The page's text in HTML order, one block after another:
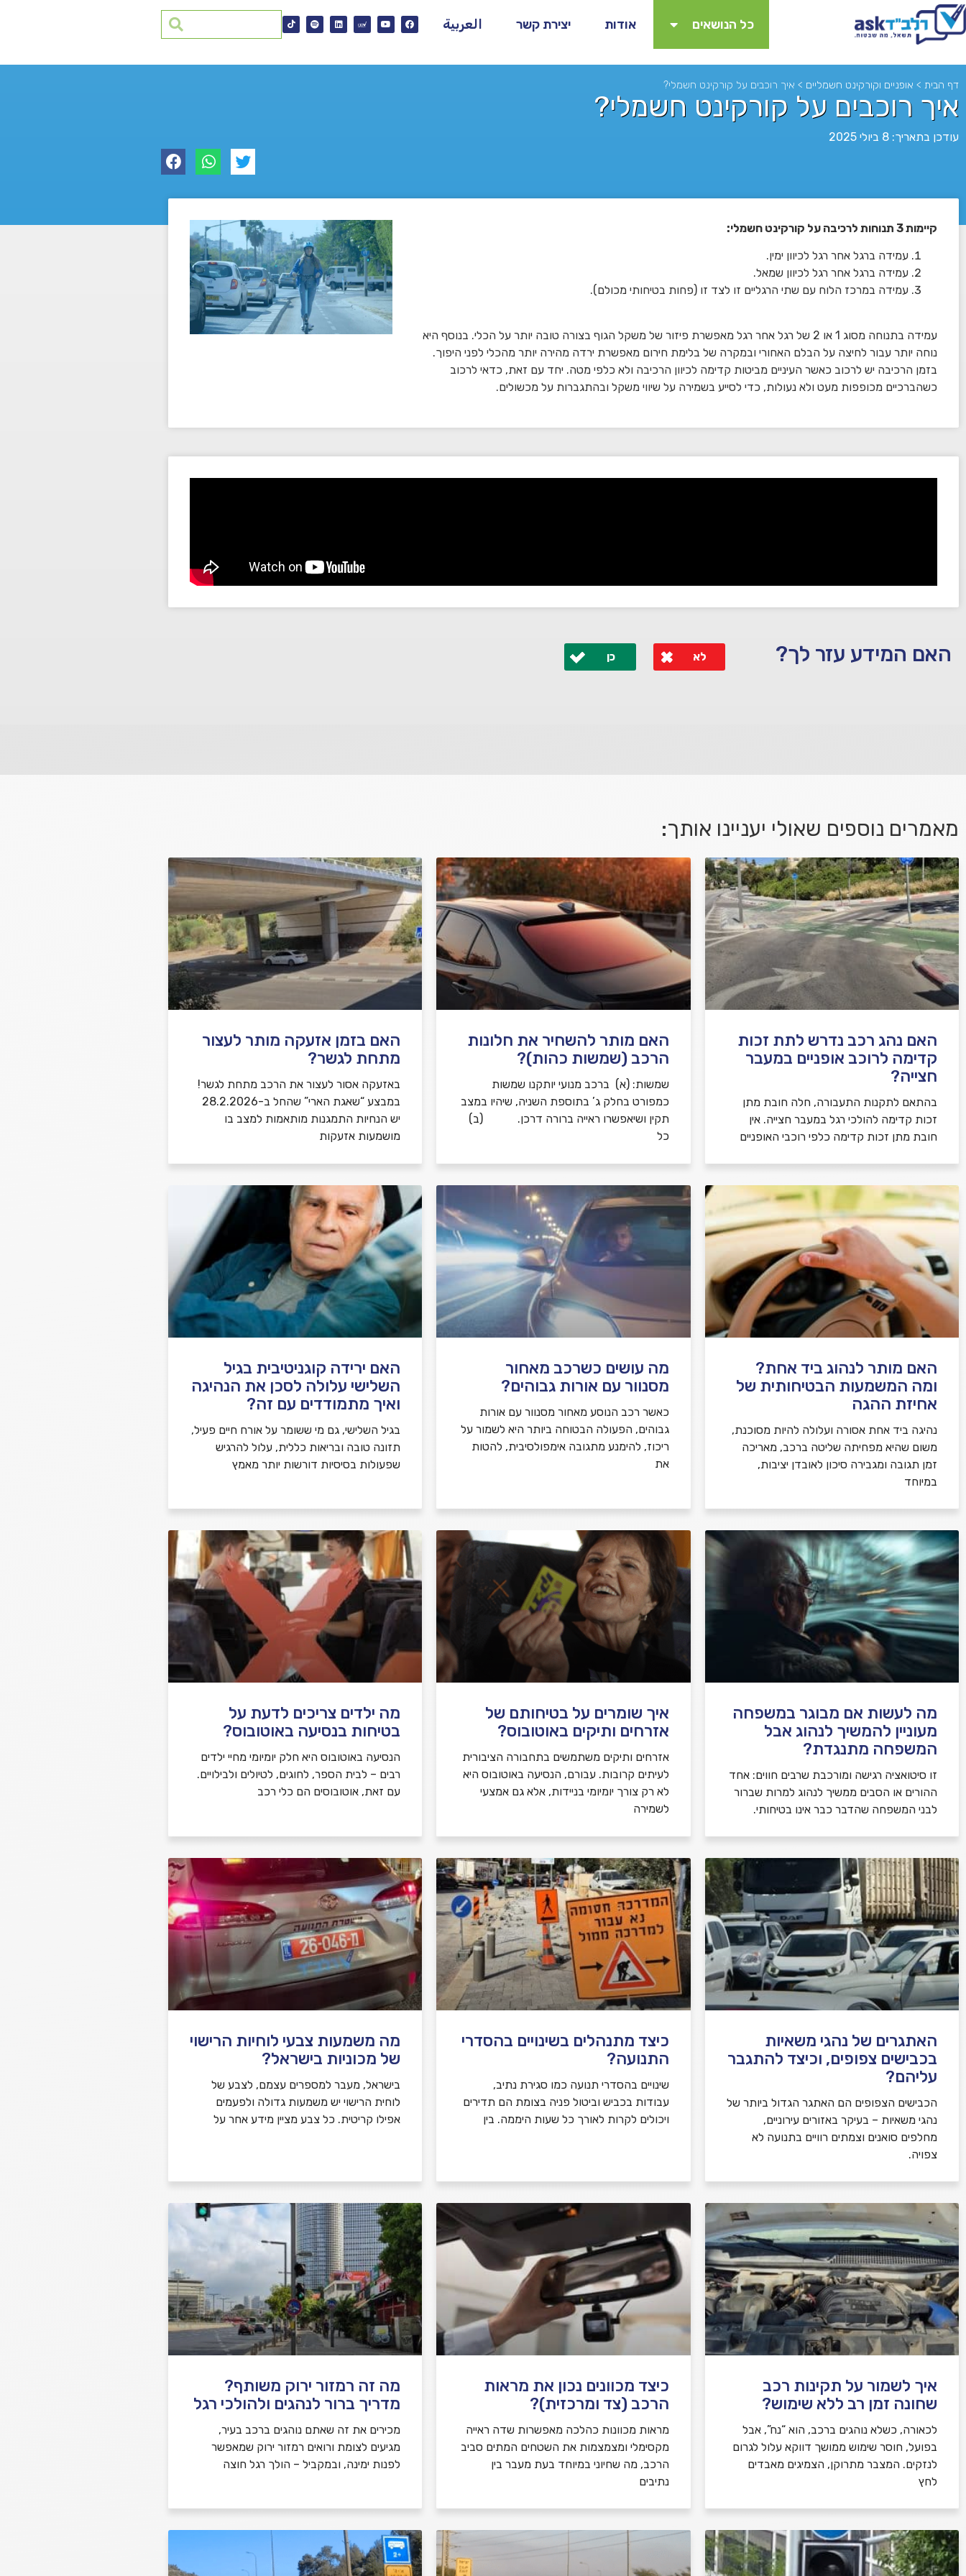
כל הנושאים אודות יצירת קשר العربية
דף הבית > אופניים וקורקינט חשמליים > איך רוכבים על קורקינט חשמלי?
איך רוכבים על קורקינט חשמלי?
עודכן בתאריך: 8 ביולי 2025
קיימות 3 תנוחות לרכיבה על קורקינט חשמלי:
עמידה ברגל אחר רגל לכיוון ימין.
עמידה ברגל אחר רגל לכיוון שמאל.
עמידה במרכז הלוח עם שתי הרגליים זו לצד זו (פחות בטיחותי מכולם).
עמידה בתנוחה מסוג 1 או 2 של רגל אחר רגל מאפשרת פיזור של משקל הגוף בצורה טובה יותר על הכלי. בנוסף היא
נוחה יותר עבור לחיצה על הבלם האחורי ובמקרה של בלימת חירום מאפשרת ירדה מהירה יותר מהכלי לפני היפוך.
בזמן הרכיבה יש לרכוב כאשר העיניים מביטות קדימה לכיוון הרכיבה ולא כלפי מטה. יחד עם זאת, כדאי לרכוב
כשהברכיים מכופפות מעט ולא נעולות, כדי לסייע בשמירה על שיווי משקל ובהתגברות על מכשולים.
האם המידע עזר לך? לא כן
אני מאשר/ת קבלת דיוור במייל ושימוש בפרטים
בהתאםלמדיניות הפרטיות
שלח משוב
מאמרים נוספים שאולי יעניינו אותך:
האם נהג רכב נדרש לתת זכות
קדימה לרוכב אופניים במעבר
חצייה?
בהתאם לתקנות התעבורה, חלה חובת מתן
זכות קדימה להולכי רגל במעבר חצייה. אין
חובת מתן זכות קדימה כלפי רוכבי האופניים
האם מותר להשחיר את חלונות
הרכב (שמשות כהות)?
שמשות: (א) ברכב מנועי יותקנו שמשות
כמפורט בחלק ג’ בתוספת השניה, שיהיו במצב
תקין ושיאפשרו ראייה ברורה דרכן. (ב)
כל
האם בזמן אזעקה מותר לעצור
מתחת לגשר?
באזעקה אסור לעצור את הרכב מתחת לגשר!
במבצע “שאגת הארי” שהחל ב-28.2.2026
יש הנחיות התמגנות מותאמות למצב בו
מושמעות אזעקות
האם מותר לנהוג ביד אחת?
ומה המשמעות הבטיחותית של
אחיזת ההגה
נהיגה ביד אחת אסורה ועלולה להיות מסוכנת,
משום שהיא מפחיתה שליטה ברכב, מאריכה
זמן תגובה ומגבירה סיכון לאובדן יציבות,
במיוחד
מה עושים כשרכב מאחור
מסנוור עם אורות גבוהים?
כאשר רכב הנוסע מאחור מסנוור עם אורות
גבוהים, הפעולה הבטוחה ביותר היא לשמור על
ריכוז, להימנע מתגובה אימפולסיבית, להטות
את
האם ירידה קוגניטיבית בגיל
השלישי עלולה לסכן את הנהיגה
ואיך מתמודדים עם זה?
בגיל השלישי, גם מי ששומר על אורח חיים פעיל,
תזונה טובה ובריאות כללית, עלול להרגיש
שפעולות בסיסיות דורשות יותר מאמץ
מה לעשות אם מבוגר במשפחה
מעוניין להמשיך לנהוג אבל
המשפחה מתנגדת?
זו סיטואציה רגישה ומורכבת שרבים חווים: אחד
ההורים או הסבים ממשיך לנהוג למרות שברור
לבני המשפחה שהדבר כבר אינו בטיחותי.
איך שומרים על בטיחותם של
אזרחים ותיקים באוטובוס?
אזרחים ותיקים משתמשים בתחבורה הציבורית
לעיתים קרובות. עבורם, הנסיעה באוטובוס היא
לא רק צורך יומיומי בניידות, אלא גם אמצעי
לשמירה
מה ילדים צריכים לדעת על
בטיחות בנסיעה באוטובוס?
הנסיעה באוטובוס היא חלק יומיומי מחיי ילדים
רבים – לבית הספר, לחוגים, לטיולים ולבילויים.
עם זאת, אוטובוסים הם כלי רכב
האתגרים של נהגי משאיות
בכבישים צפופים, וכיצד להתגבר
עליהם?
הכבישים הצפופים הם האתגר הגדול ביותר של
נהגי משאיות – בעיקר באזורים עירוניים,
מחלפים סואנים וצמתים רוויים בתנועה לא
צפויה.
כיצד מתנהלים בשינויים בהסדרי
התנועה?
שינויים בהסדרי תנועה כמו סגירת נתיב,
עבודות בכביש וביטול פניה בצומת הם תדירים
ויכולים לקרות לאורך כל שעות היממה. בין
מה משמעות צבעי לוחיות הרישוי
של מכוניות בישראל?
בישראל, מעבר למספרים עצמם, לצבע של
לוחית הרישוי יש משמעות גדולה ולפעמים
אפילו קריטית. כל צבע מציין מידע אחר על
איך לשמור על תקינות רכב
שחונה זמן רב ללא שימוש?
לכאורה, כשלא נוהגים ברכב, הוא “נח”, אבל
בפועל, חוסר שימוש ממושך דווקא עלול לגרום
לנזקים. המצבר מתרוקן, הצמיגים מאבדים
לחץ
כיצד מכוונים נכון את מראות
הרכב (צד ומרכזית)?
מראות מכוונות כהלכה מאפשרות שדה ראייה
מקסימלי ומצמצמות את השטחים המתים סביב
הרכב, מה שחיוני במיוחד בעת מעבר בין
נתיבים
מה זה רמזור ירוק משותף?
מדריך ברור לנהגים ולהולכי רגל
מכירים את זה שאתם נוהגים ברכב בעיר,
מגיעים לצומת ורואים רמזור ירוק שמאפשר
לפנות ימינה, ובמקביל – הולך רגל חוצה